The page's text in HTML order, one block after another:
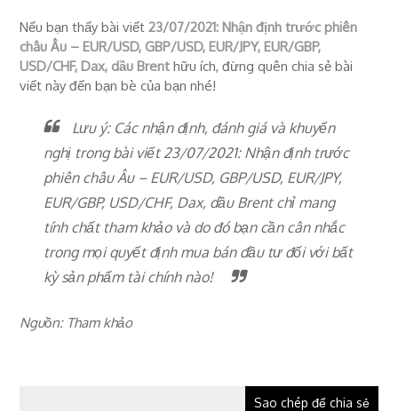
Nếu bạn thấy bài viết23/07/2021: Nhận định trước phiên
châu Âu – EUR/USD, GBP/USD, EUR/JPY, EUR/GBP,
USD/CHF, Dax, dầu Brent hữu ích, đừng quên chia sẻ bài
viết này đến bạn bè của bạn nhé!
Lưu ý: Các nhận định, đánh giá và khuyến
nghị trong bài viết 23/07/2021: Nhận định trước
phiên châu Âu – EUR/USD, GBP/USD, EUR/JPY,
EUR/GBP, USD/CHF, Dax, dầu Brent chỉ mang
tính chất tham khảo và do đó bạn cần cân nhắc
trong mọi quyết định mua bán đầu tư đối với bất
kỳ sản phẩm tài chính nào!
Nguồn: Tham khảo
Sao chép để chia sẻ